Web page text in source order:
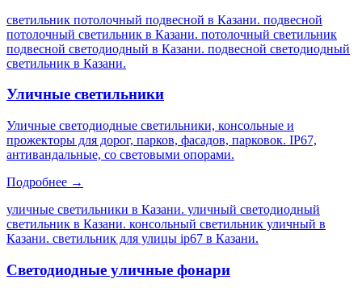
светильник потолочный подвесной в Казани. подвесной
потолочный светильник в Казани. потолочный светильник
подвесной светодиодный в Казани. подвесной светодиодный
светильник в Казани.
Уличные светильники
Уличные светодиодные светильники, консольные и
прожекторы для дорог, парков, фасадов, парковок. IP67,
антивандальные, со световыми опорами.
Подробнее →
уличные светильники в Казани. уличный светодиодный
светильник в Казани. консольный светильник уличный в
Казани. светильник для улицы ip67 в Казани.
Светодиодные уличные фонари